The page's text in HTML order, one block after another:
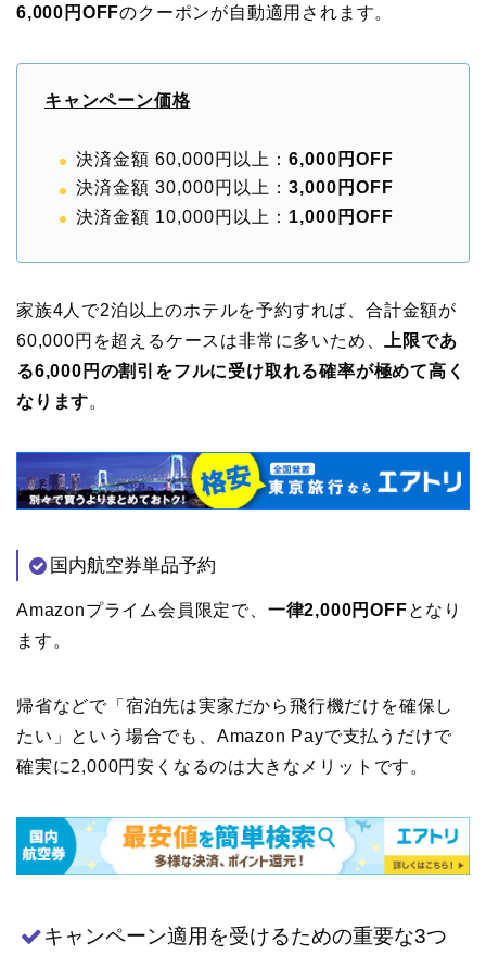
6,000円OFFのクーポンが自動適用されます。
キャンペーン価格
決済金額 60,000円以上： 6,000円OFF
決済金額 30,000円以上： 3,000円OFF
決済金額 10,000円以上： 1,000円OFF
家族4人で2泊以上のホテルを予約すれば、合計金額が
60,000円を超えるケースは非常に多いため、
上限であ
る6,000円の割引をフルに受け取れる確率が極めて高く
なります。
国内航空券単品予約
Amazonプライム会員限定で、 一律2,000円OFFとなり
ます。
帰省などで「宿泊先は実家だから飛行機だけを確保し
たい」という場合でも、Amazon Payで支払うだけで
確実に2,000円安くなるのは大きなメリットです。
キャンペーン適用を受けるための重要な3つ